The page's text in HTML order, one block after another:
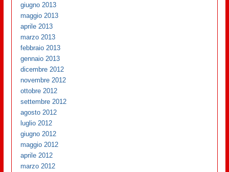
giugno 2013
maggio 2013
aprile 2013
marzo 2013
febbraio 2013
gennaio 2013
dicembre 2012
novembre 2012
ottobre 2012
settembre 2012
agosto 2012
luglio 2012
giugno 2012
maggio 2012
aprile 2012
marzo 2012